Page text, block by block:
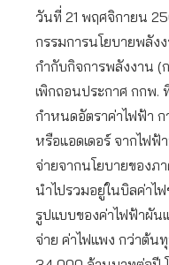
วันที่ 21 พฤศจิกายน
กรรมการนโยบายพลัง
กำกับกิจการพลังงาน (
เพิกถอนประกาศ กกพ.
กำหนดอัตราค่าไฟฟ้า
หรือแอดเดอร์ จากไฟฟ้
จ่ายจากนโยบายของภ
นำไปรวมอยู่ในบิลค่าไ
รูปแบบของค่าไฟฟ้าผัน
จ่าย ค่าไฟแพง กว่าต้น